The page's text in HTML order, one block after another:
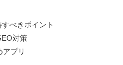
べきポイント
対策
プリ